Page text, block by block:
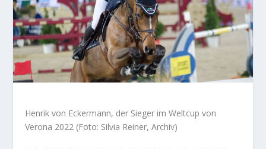
Henrik von Eckermann, der Sieger im Weltcup von
Verona 2022 (Foto: Silvia Reiner, Archiv)